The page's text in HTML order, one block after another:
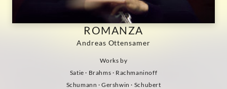
ROMANZA
Andreas Ottensamer
Works by
Satie · Brahms · Rachmaninoff
Schumann · Gershwin · Schubert